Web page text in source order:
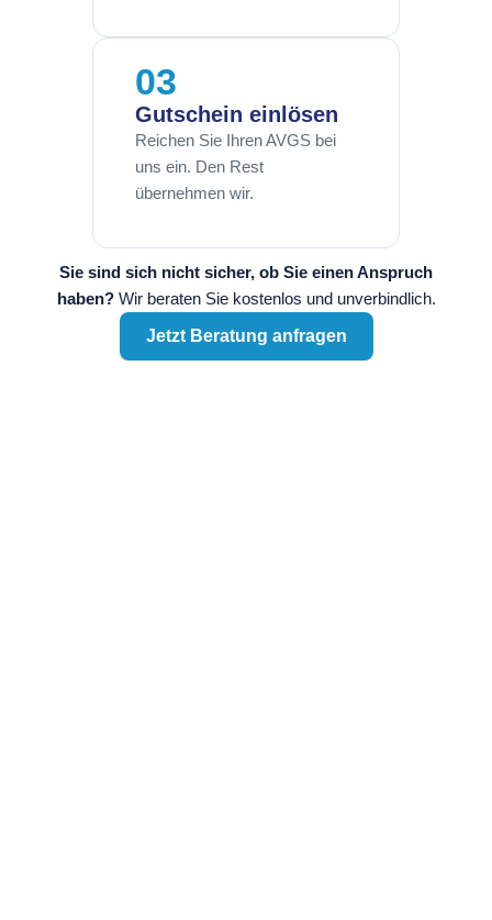
03
Gutschein einlösen
Reichen Sie Ihren AVGS bei
uns ein. Den Rest
übernehmen wir.
Sie sind sich nicht sicher, ob Sie einen Anspruch
haben?Wir beraten Sie kostenlos und unverbindlich.
Jetzt Beratung anfragen